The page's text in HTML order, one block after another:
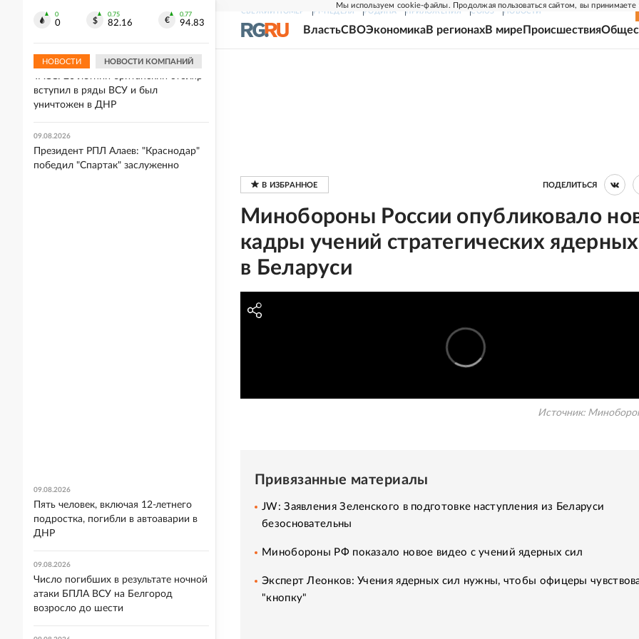
Мы используем cookie-файлы. Продолжая пользоваться сайтом, вы принимаете
СВЕЖИЙ НОМЕР РГ-НЕДЕЛЯ РОДИНА ПРИЛОЖЕНИЯ СОЮЗ НОВОСТИ
ВластьСВОЭкономикаВ регионахВ мире Происшествия
ПОДЕЛИТЬСЯ
Минобороны России опубликовало
кадры учений стратегических
в Беларуси
Источник:
Привязанные материалы
JW: Заявления Зеленского в подготовке наступления из Беларуси
безосновательны
Минобороны РФ показало новое видео с учений ядерных сил
Эксперт Леонков: Учения ядерных сил нужны, чтобы офицеры
"кнопку"
0
0
0.75
82.16
0.77
94.83
НОВОСТИ НОВОСТИ КОМПАНИЙ
В "Спартаке" высказались о дебюте
09.08.2026
ТАСС: 20-летний британский столяр
вступил в ряды ВСУ и был
уничтожен в ДНР
09.08.2026
Президент РПЛ Алаев: "Краснодар"
победил "Спартак" заслуженно
09.08.2026
Пять человек, включая 12-летнего
подростка, погибли в автоаварии в
ДНР
09.08.2026
Число погибших в результате ночной
атаки БПЛА ВСУ на Белгород
возросло до шести